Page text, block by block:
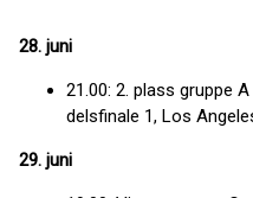
28. juni
21.00: 2. plass gruppe
delsfinale 1, Los
29. juni